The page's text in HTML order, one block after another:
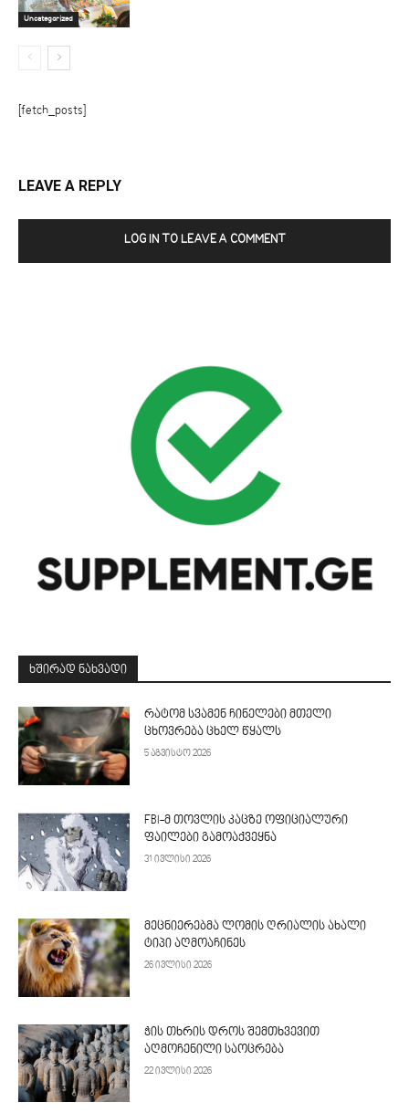
Uncategorized
[fetch_posts]
LEAVE A REPLY
LOG IN TO LEAVE A COMMENT
ᲮᲨᲘᲠᲐᲓ ᲜᲐᲮᲕᲐᲓᲘ
რატომ სვამენ ჩინელები მთელი
ცხოვრება ცხელ წყალს
5 აგვისტო 2026
FBI-მ თოვლის კაცზე ოფიციალური
ფაილები გამოაქვეყნა
31 ივლისი 2026
მეცნიერებმა ლომის ღრიალის ახალი
ტიპი აღმოაჩინეს
26 ივლისი 2026
ჭის თხრის დროს შემთხვევით
აღმოჩენილი საოცრება
22 ივლისი 2026